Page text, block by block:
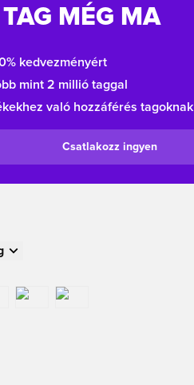
TAG MÉG MA
kedvezményért
mint 2 millió taggal
való hozzáférés tagoknak
Csatlakozz ingyen